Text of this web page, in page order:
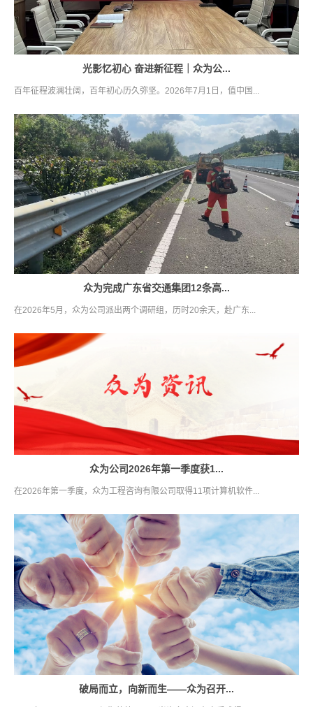
光影忆初心 奋进新征程｜众为公...
百年征程波澜壮阔，百年初心历久弥坚。2026年7月1日，值中国...
众为完成广东省交通集团12条高...
在2026年5月，众为公司派出两个调研组，历时20余天，赴广东...
众为公司2026年第一季度获1...
在2026年第一季度，众为工程咨询有限公司取得11项计算机软件...
破局而立，向新而生——众为召开...